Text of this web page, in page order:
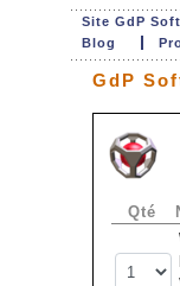
Site GdP
Blog
GdP
Qté